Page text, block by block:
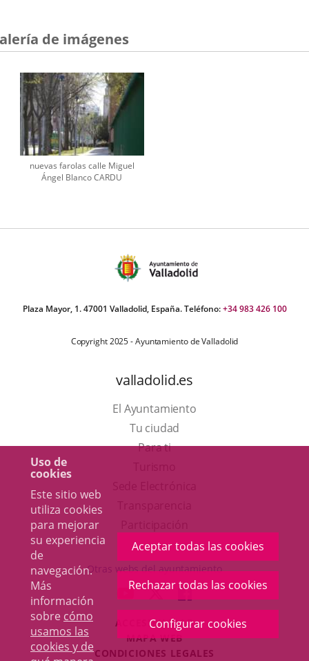
Uso de
cookies
Este sitio web
utiliza cookies
para mejorar
su experiencia
de
navegación.
Más
información
sobre cómo
usamos las
cookies y de
Aceptar todas las cookies
Rechazar todas las cookies
Configurar cookies
de imágenes
nuevas farolas calle Miguel
Ángel Blanco CARDU
Plaza Mayor, 1. 47001 Valladolid, España. Teléfono:+34 983 426 100
Copyright 2025 - Ayuntamiento de Valladolid
valladolid.es
El Ayuntamiento
Tu ciudad
Para ti
en
una
ventana
nueva.
aplicación
externa.
Otras webs del ayuntamiento
ENLACE
A
UNA
APLICACIÓN
ENLACE
A
UNA
APLICACIÓN
ENLACE
A
UNA
ACCESIBILIDAD
MAPA WEB
CONDICIONES LEGALES